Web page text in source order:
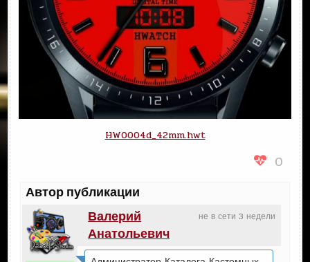
HW0004d_42mm.hwt
0
Автор публикации
не в сети 3 недели
Валерий
Анатольевич